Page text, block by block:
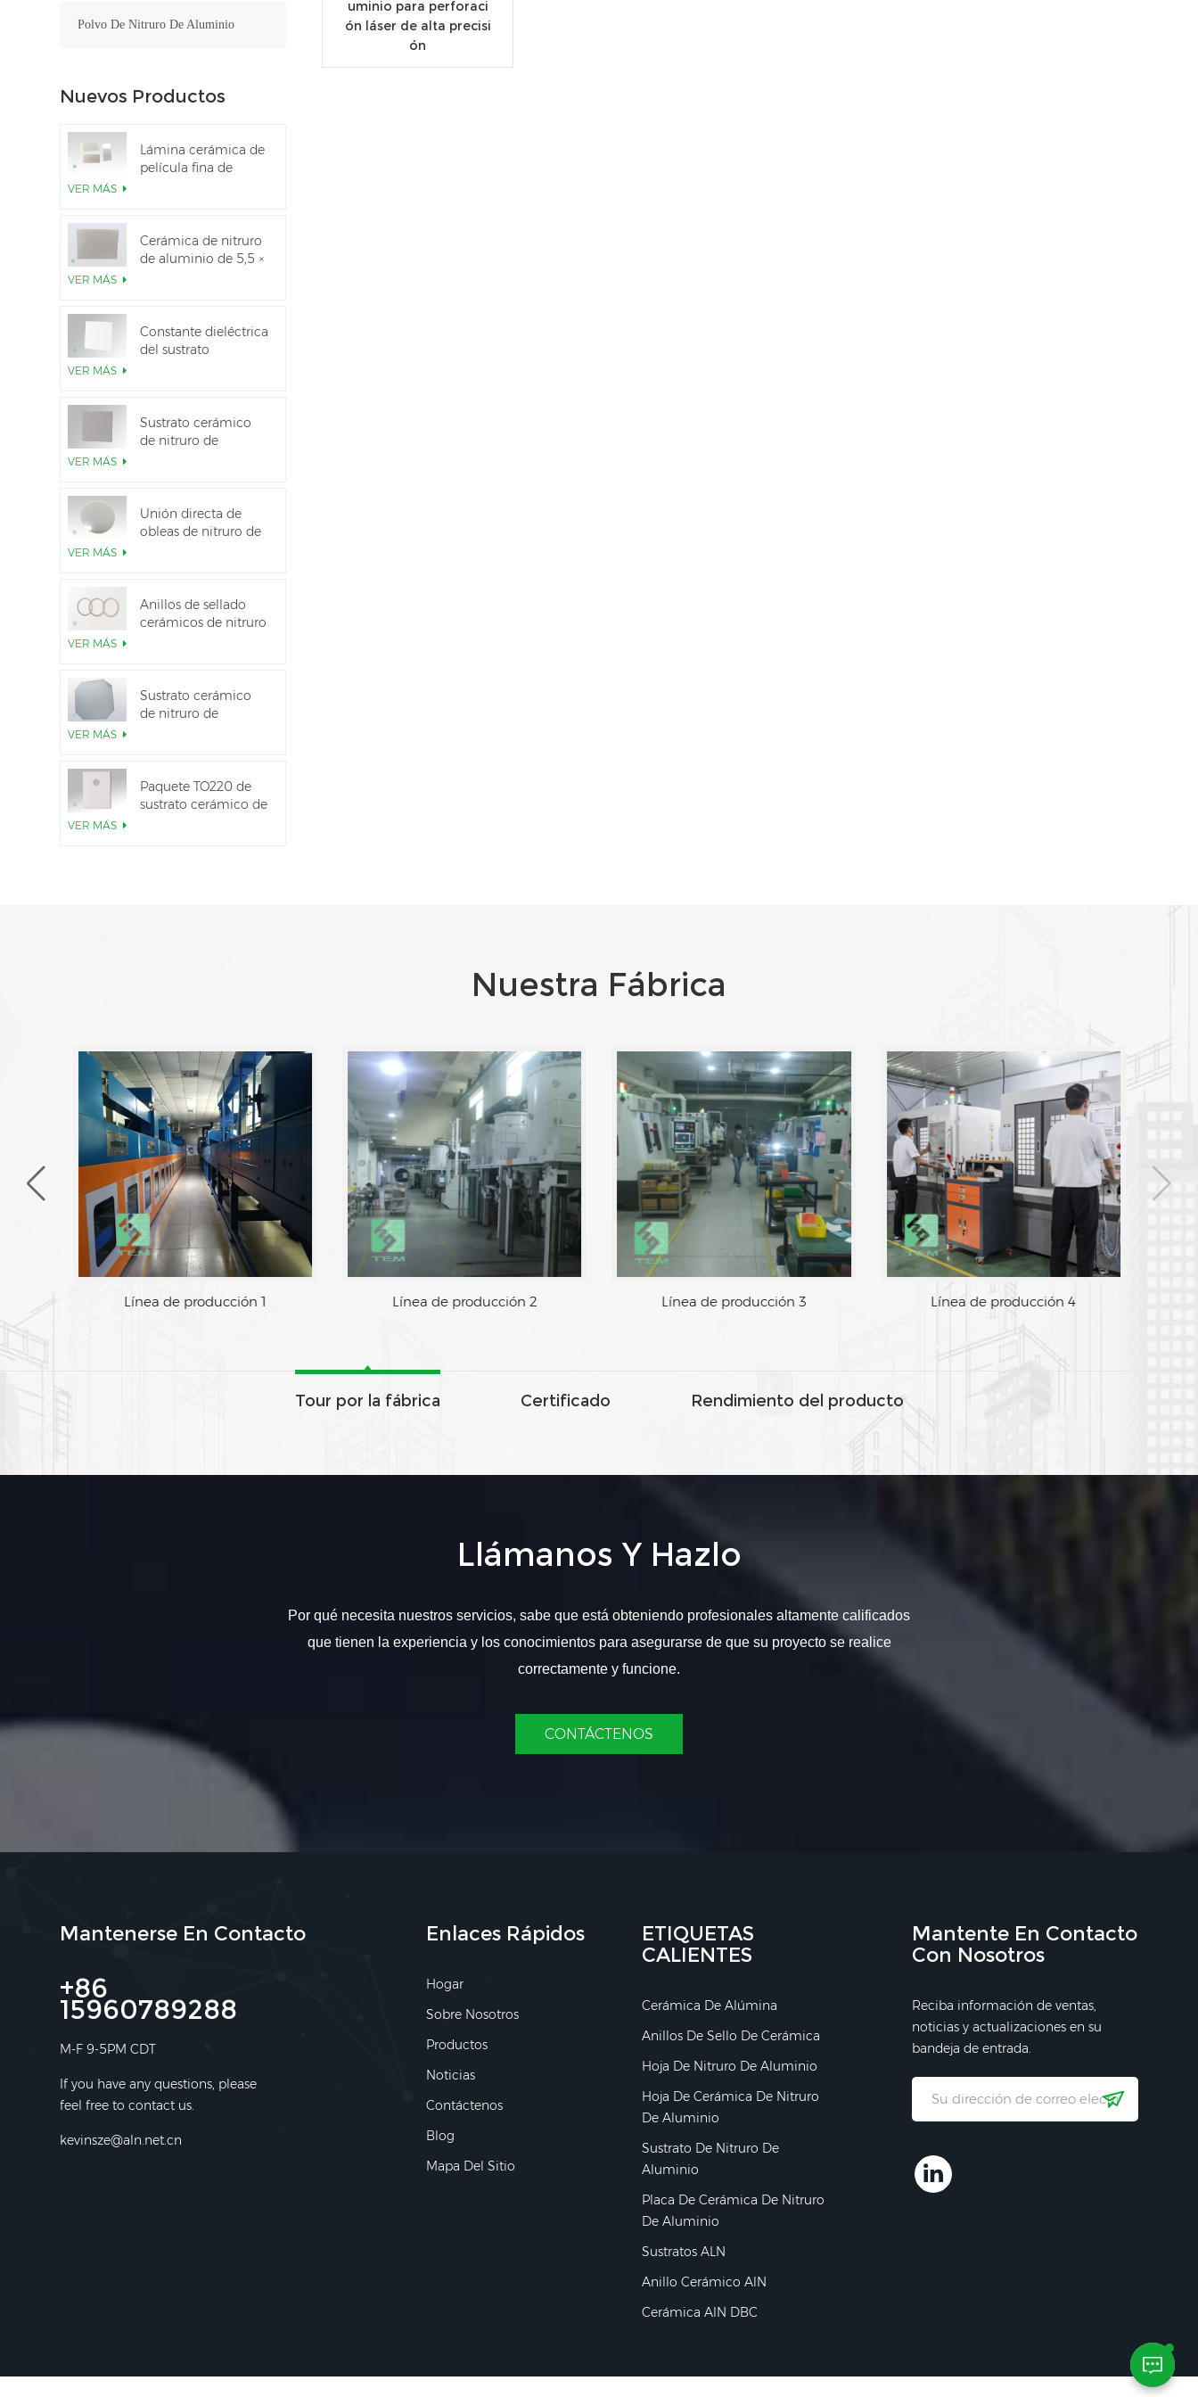
uminio para perforaci
ón láser de alta precisi
ón
Polvo De Nitruro De Aluminio
Nuevos Productos
Lámina cerámica de
película fina de
VER MÁS
Cerámica de nitruro
de aluminio de 5,5 ×
VER MÁS
Constante dieléctrica
del sustrato
VER MÁS
Sustrato cerámico
de nitruro de
VER MÁS
Unión directa de
obleas de nitruro de
VER MÁS
Anillos de sellado
cerámicos de nitruro
VER MÁS
Sustrato cerámico
de nitruro de
VER MÁS
Paquete TO220 de
sustrato cerámico de
VER MÁS
Nuestra Fábrica
Área de fabrica Línea de producción 1 Línea de producción 2 Línea de producción 3
Tour por la fábrica Certificado Rendimiento del producto
Llámanos Y Hazlo
Por qué necesita nuestros servicios, sabe que está obteniendo profesionales altamente calificados
que tienen la experiencia y los conocimientos para asegurarse de que su proyecto se realice
correctamente y funcione.
CONTÁCTENOS
Mantenerse En Contacto
+86
15960789288
M-F 9-5PM CDT
If you have any questions, please
feel free to contact us.
kevinsze@aln.net.cn
Enlaces Rápidos
Hogar
Sobre Nosotros
Productos
Noticias
Contáctenos
Blog
Mapa Del Sitio
ETIQUETAS
CALIENTES
Cerámica De Alúmina
Anillos De Sello De Cerámica
Hoja De Nitruro De Aluminio
Hoja De Cerámica De Nitruro
De Aluminio
Sustrato De Nitruro De
Aluminio
Placa De Cerámica De Nitruro
De Aluminio
Sustratos ALN
Anillo Cerámico AlN
Cerámica AlN DBC
Mantente En Contacto
Con Nosotros
Reciba información de ventas,
noticias y actualizaciones en su
bandeja de entrada.